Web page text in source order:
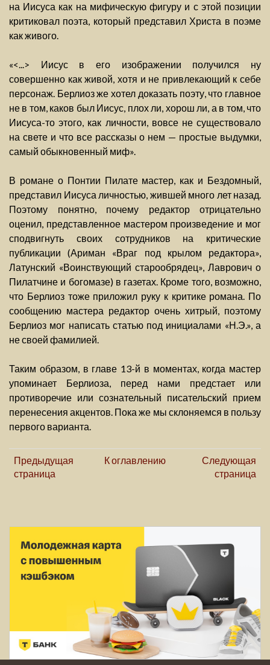
на Иисуса как на мифическую фигуру и с этой позиции
критиковал поэта, который представил Христа в поэме
как живого.
«<...> Иисус в его изображении получился ну
совершенно как живой, хотя и не привлекающий к себе
персонаж. Берлиоз же хотел доказать поэту, что главное
не в том, каков был Иисус, плох ли, хорош ли, а в том, что
Иисуса-то этого, как личности, вовсе не существовало
на свете и что все рассказы о нем — простые выдумки,
самый обыкновенный миф».
В романе о Понтии Пилате мастер, как и Бездомный,
представил Иисуса личностью, жившей много лет назад.
Поэтому понятно, почему редактор отрицательно
оценил, представленное мастером произведение и мог
сподвигнуть своих сотрудников на критические
публикации (Ариман «Враг под крылом редактора»,
Латунский «Воинствующий старообрядец», Лаврович о
Пилатчине и богомазе) в газетах. Кроме того, возможно,
что Берлиоз тоже приложил руку к критике романа. По
сообщению мастера редактор очень хитрый, поэтому
Берлиоз мог написать статью под инициалами «Н.Э.», а
не своей фамилией.
Таким образом, в главе 13-й в моментах, когда мастер
упоминает Берлиоза, перед нами предстает или
противоречие или сознательный писательский прием
перенесения акцентов. Пока же мы склоняемся в пользу
первого варианта.
Предыдущая
страница
К оглавлению
Следующая
страница